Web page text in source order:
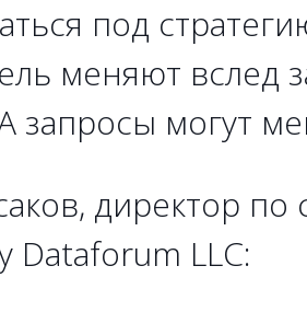
под
меняют вслед
запросы могут
директор по
Dataforum LLC: